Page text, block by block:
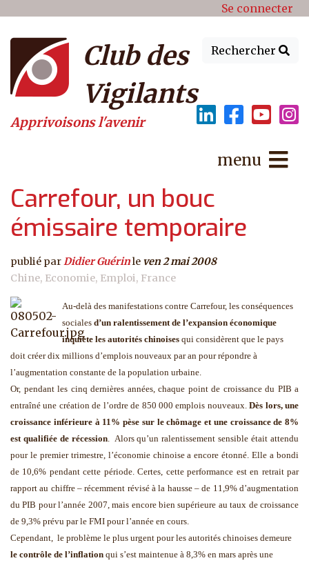
Menu du compte de Se connecter
Rechercher
Club des
Vigilants
Apprivoisons l'avenir
menu
Carrefour, un bouc
émissaire temporaire
publié parDidier Guérinle ven 2 mai 2008
Chine Economie Emploi France
Au-delà des manifestations contre Carrefour, les conséquences
sociales d’un ralentissement de l’expansion économique
inquiète les autorités chinoises qui considèrent que le pays
doit créer dix millions d’emplois nouveaux par an pour répondre à
l’augmentation constante de la population urbaine.
Or, pendant les cinq dernières années, chaque point de croissance du PIB a
entraîné une création de l’ordre de 850 000 emplois nouveaux.Dès lors, une
croissance inférieure à 11% pèse sur le chômage et une croissance de 8%
est qualifiée de récession. Alors qu’un ralentissement sensible était attendu
pour le premier trimestre, l’économie chinoise a encore étonné. Elle a bondi
de 10,6% pendant cette période. Certes, cette performance est en retrait par
rapport au chiffre – récemment révisé à la hausse – de 11,9% d’augmentation
du PIB pour l’année 2007, mais encore bien supérieure au taux de croissance
de 9,3% prévu par le FMI pour l’année en cours.
Cependant, le problème le plus urgent pour les autorités chinoises demeure
le contrôle de l’inflation qui s’est maintenue à 8,3% en mars après une